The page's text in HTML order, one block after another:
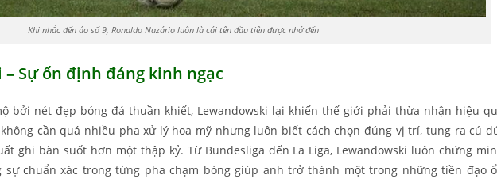
Khi nhắc đến áo số 9, Ronaldo Nazário luôn là cái tên đầu tiên được nhớ đến
Sự ổn định đáng kinh ngạc
bởi nét đẹp bóng đá thuần khiết, Lewandowski lại khiến thế giới phải thừa nhận hiệu
cần quá nhiều pha xử lý hoa mỹ nhưng luôn biết cách chọn đúng vị trí, tung ra cú
ghi bàn suốt hơn một thập kỷ. Từ Bundesliga đến La Liga, Lewandowski luôn chứng
sự chuẩn xác trong từng pha chạm bóng giúp anh trở thành một trong những tiền đạo